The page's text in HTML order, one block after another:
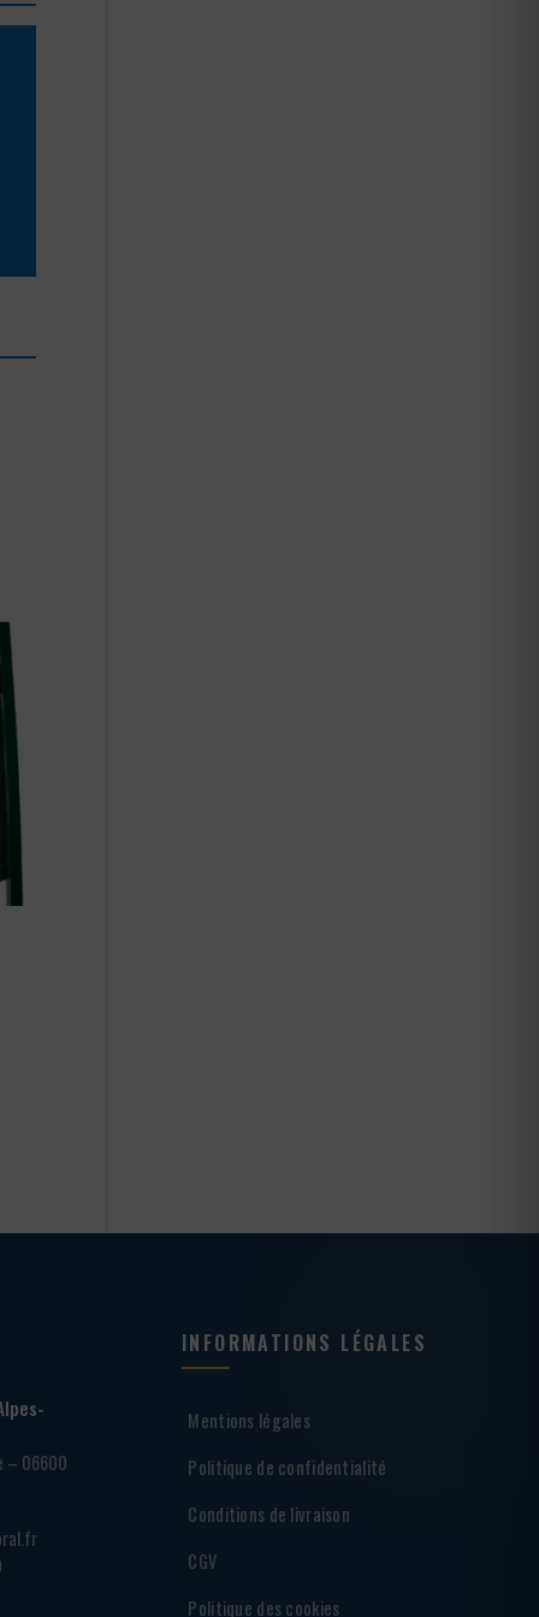
– 06600
INFORMATIONS LÉGALES
Mentions légales
Politique de confidentialité
Conditions de livraison
CGV
Politique des cookies